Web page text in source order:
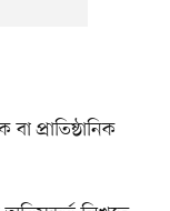
প্রাতিষ্ঠানিক